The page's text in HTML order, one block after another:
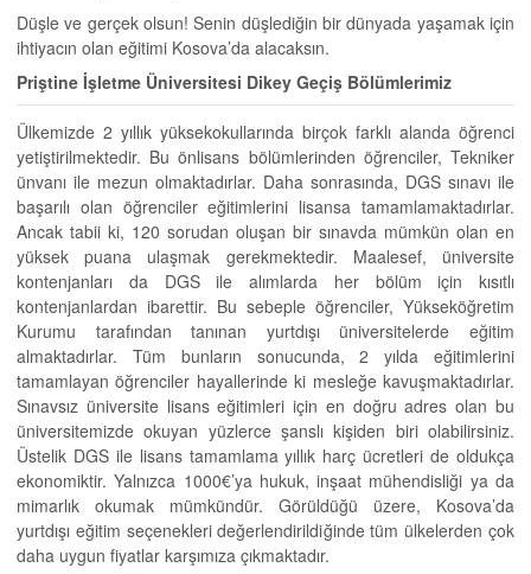
Düşle ve gerçek olsun! Senin düşlediğin bir dünyada yaşamak için
ihtiyacın olan eğitimi Kosova’da alacaksın.
Priştine İşletme Üniversitesi Dikey Geçiş Bölümlerimiz
Ülkemizde 2 yıllık yüksekokullarında birçok farklı alanda öğrenci
yetiştirilmektedir. Bu önlisans bölümlerinden öğrenciler, Tekniker
ünvanı ile mezun olmaktadırlar. Daha sonrasında, DGS sınavı ile
başarılı olan öğrenciler eğitimlerini lisansa tamamlamaktadırlar.
Ancak tabii ki, 120 sorudan oluşan bir sınavda mümkün olan en
yüksek puana ulaşmak gerekmektedir. Maalesef, üniversite
kontenjanları da DGS ile alımlarda her bölüm için kısıtlı
kontenjanlardan ibarettir. Bu sebeple öğrenciler, Yükseköğretim
Kurumu tarafından tanınan yurtdışı üniversitelerde eğitim
almaktadırlar. Tüm bunların sonucunda, 2 yılda eğitimlerini
tamamlayan öğrenciler hayallerinde ki mesleğe kavuşmaktadırlar.
Sınavsız üniversite lisans eğitimleri için en doğru adres olan bu
üniversitemizde okuyan yüzlerce şanslı kişiden biri olabilirsiniz.
Üstelik DGS ile lisans tamamlama yıllık harç ücretleri de oldukça
ekonomiktir. Yalnızca 1000€’ya hukuk, inşaat mühendisliği ya da
mimarlık okumak mümkündür. Görüldüğü üzere, Kosova’da
yurtdışı eğitim seçenekleri değerlendirildiğinde tüm ülkelerden çok
daha uygun fiyatlar karşımıza çıkmaktadır.